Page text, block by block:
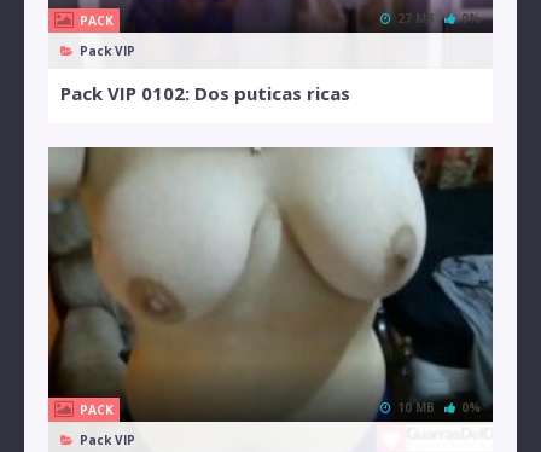
PACK
Pack VIP
27 MB 0%
Pack VIP 0102: Dos puticas ricas
PACK
Pack VIP
10 MB 0%